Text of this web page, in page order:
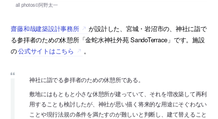
齋藤和哉建築設計事務所
が設計した、宮城・岩沼市の、神社に詣で
る参拝者のための休憩所「金蛇水神社外苑 SandoTerrace」です。施設
の公式サイトはこちら 。
神社に詣でる参拝者のための休憩所である。
敷地にはもともと小さな休憩所が建っていて、それを増改築して再利
用することも検討したが、神社が思い描く将来的な用途にそぐわない
ことや現行法規の条件を満たすのが難しいと判断し、建て替えること